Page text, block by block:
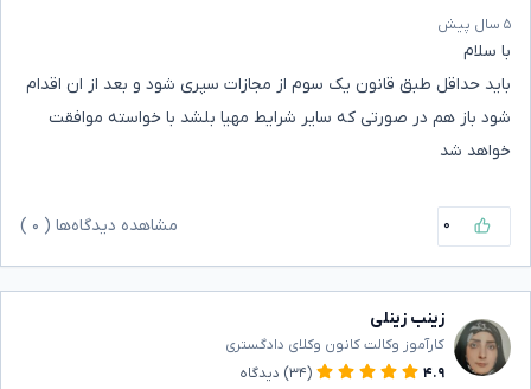
۵ سال پیش
با سلام
باید حداقل طبق قانون یک سوم از مجازات سپری شود و بعد از ان اقدام
شود باز هم در صورتی که سایر شرایط مهیا بلشد با خواسته موافقت
خواهد شد
۰ مشاهده دیدگاه‌ها ( ۰
زینب زینلی
کارآموز وکالت کانون وکلای دادگستری
۴.۹
(۳۴) دیدگاه